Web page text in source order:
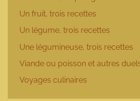
Un fruit, trois recettes
Un légume, trois recettes
Une légumineuse, trois recettes
Viande ou poisson et autres
Voyages culinaires